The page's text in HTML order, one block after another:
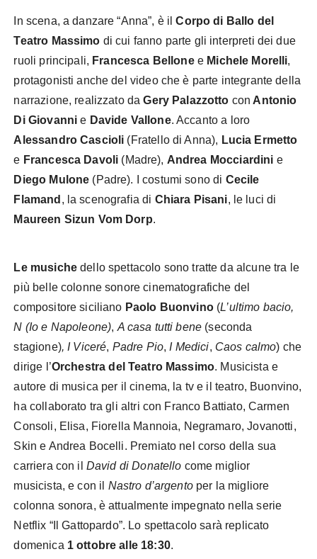
In scena, a danzare “Anna”, è ilCorpo di Ballo del
Teatro Massimo di cui fanno parte gli interpreti dei due
ruoli principali, Francesca Bellonee Michele Morelli,
protagonisti anche del video che è parte integrante della
narrazione, realizzato daGery Palazzotto con Antonio
Di Giovannie Davide Vallone. Accanto a loro
Alessandro Cascioli (Fratello di Anna), Lucia Ermetto
e Francesca Davoli (Madre), Andrea Mocciardini e
Diego Mulone (Padre). I costumi sono di Cecile
Flamand , la scenografia di Chiara Pisani, le luci di
Maureen Sizun Vom Dorp.
Le musichedello spettacolo sono tratte da alcune tra le
più belle colonne sonore cinematografiche del
compositore siciliano Paolo Buonvino(L’ultimo bacio,
N (Io e Napoleone), A casa tutti bene (seconda
stagione), I Viceré, Padre Pio, I Medici, Caos calmo) che
dirige l’Orchestra del Teatro Massimo. Musicista e
autore di musica per il cinema, la tv e il teatro, Buonvino,
ha collaborato tra gli altri con Franco Battiato, Carmen
Consoli, Elisa, Fiorella Mannoia, Negramaro, Jovanotti,
Skin e Andrea Bocelli. Premiato nel corso della sua
carriera con il David di Donatello come miglior
musicista, e con il Nastro d’argentoper la migliore
colonna sonora, è attualmente impegnato nella serie
Netflix “Il Gattopardo”. Lo spettacolo sarà replicato
domenica 1 ottobre alle 18:30.